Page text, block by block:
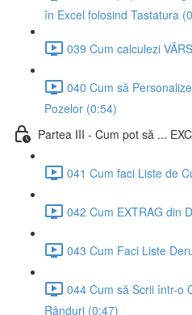
în Excel folosind Tastatura
039 Cum calculezi
040 Cum să
Pozelor (0:54)
Partea III - Cum pot să ...
041 Cum faci Liste de
042 Cum EXTRAG din
043 Cum Faci Liste
044 Cum să Scrii într-o
Rânduri (0:47)